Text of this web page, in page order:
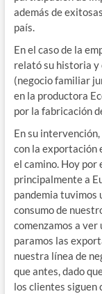
además de
país.
En el caso de la
relató su historia
(negocio familiar
en la productora
por la fabricación
En su intervención,
con la exportación
el camino. Hoy por
principalmente a
pandemia tuvimos
consumo de
comenzamos a ver
paramos las
nuestra línea de
que antes, dado
los clientes siguen